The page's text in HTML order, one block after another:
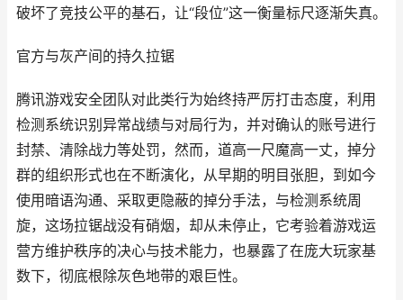
破坏了竞技公平的基石，让“段位”这一衡量标尺逐渐失真。
官方与灰产间的持久拉锯
腾讯游戏安全团队对此类行为始终持严厉打击态度，利用
检测系统识别异常战绩与对局行为，并对确认的账号进行
封禁、清除战力等处罚，然而，道高一尺魔高一丈，掉分
群的组织形式也在不断演化，从早期的明目张胆，到如今
使用暗语沟通、采取更隐蔽的掉分手法，与检测系统周
旋，这场拉锯战没有硝烟，却从未停止，它考验着游戏运
营方维护秩序的决心与技术能力，也暴露了在庞大玩家基
数下，彻底根除灰色地带的艰巨性。